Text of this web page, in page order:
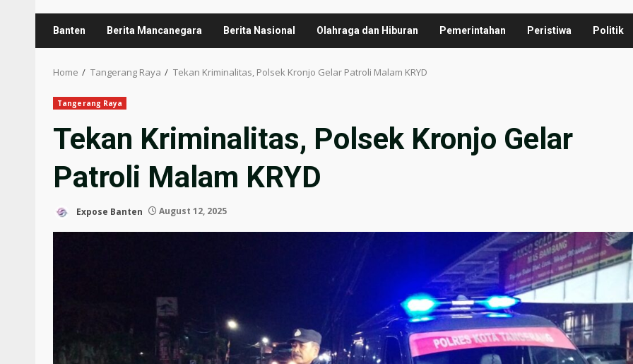
Banten Berita Mancanegara Berita Nasional Olahraga dan Hiburan Pemerintahan Peristiwa Politik
Home Tangerang Raya Tekan Kriminalitas, Polsek Kronjo Gelar Patroli Malam KRYD
Tangerang Raya
Tekan Kriminalitas, Polsek Kronjo Gelar
Patroli Malam KRYD
Expose Banten August 12, 2025